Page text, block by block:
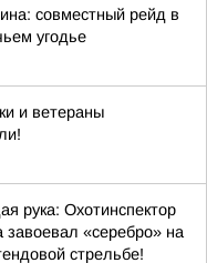
совместный рейд в
угодье
и ветераны
рука: Охотинспектор
завоевал «серебро» на
стрельбе!